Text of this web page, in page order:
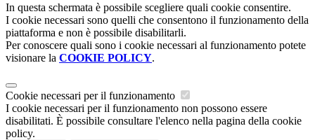
In questa schermata è possibile scegliere quali cookie consentire.
I cookie necessari sono quelli che consentono il funzionamento della
piattaforma e non è possibile disabilitarli.
Per conoscere quali sono i cookie necessari al funzionamento potete
visionare la COOKIE POLICY.
Cookie necessari per il funzionamento
I cookie necessari per il funzionamento non possono essere
disabilitati. È possibile consultare l'elenco nella pagina della cookie
policy.